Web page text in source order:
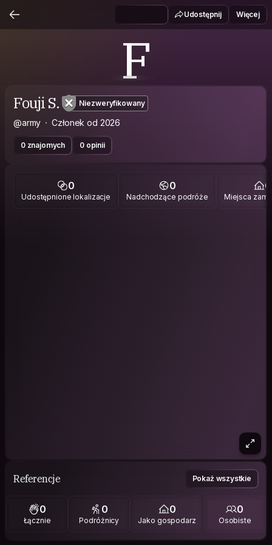
Udostępnij Więcej
F
Fouji S. Niezweryfikowany
@army Członek od 2026
0 znajomych 0 opinii
0
Udostępnione lokalizacje
0
Nadchodzące podróże
0
Miejsca
Referencje Pokaż wszystkie
0
Łącznie
0
Podróżnicy
0
Jako gospodarz
0
Osobiste